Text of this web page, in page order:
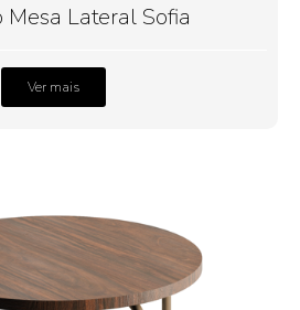
Mesa Lateral Sofia
Ver mais